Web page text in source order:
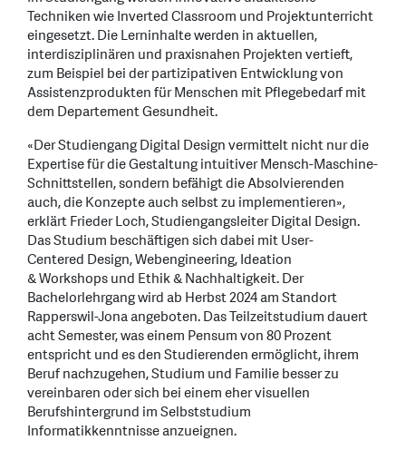
Techniken wie Inverted Classroom und Projektunterricht
eingesetzt. Die Lerninhalte werden in aktuellen,
interdisziplinären und praxisnahen Projekten vertieft,
zum Beispiel bei der partizipativen Entwicklung von
Assistenzprodukten für Menschen mit Pflegebedarf mit
dem Departement Gesundheit.
«Der Studiengang Digital Design vermittelt nicht nur die
Expertise für die Gestaltung intuitiver Mensch-Maschine-
Schnittstellen, sondern befähigt die Absolvierenden
auch, die Konzepte auch selbst zu implementieren»,
erklärt Frieder Loch, Studiengangsleiter Digital Design.
Das Studium beschäftigen sich dabei mit User-
Centered Design, Webengineering, Ideation
& Workshops und Ethik & Nachhaltigkeit. Der
Bachelorlehrgang wird ab Herbst 2024 am Standort
Rapperswil-Jona angeboten. Das Teilzeitstudium dauert
acht Semester, was einem Pensum von 80 Prozent
entspricht und es den Studierenden ermöglicht, ihrem
Beruf nachzugehen, Studium und Familie besser zu
vereinbaren oder sich bei einem eher visuellen
Berufshintergrund im Selbststudium
Informatikkenntnisse anzueignen.